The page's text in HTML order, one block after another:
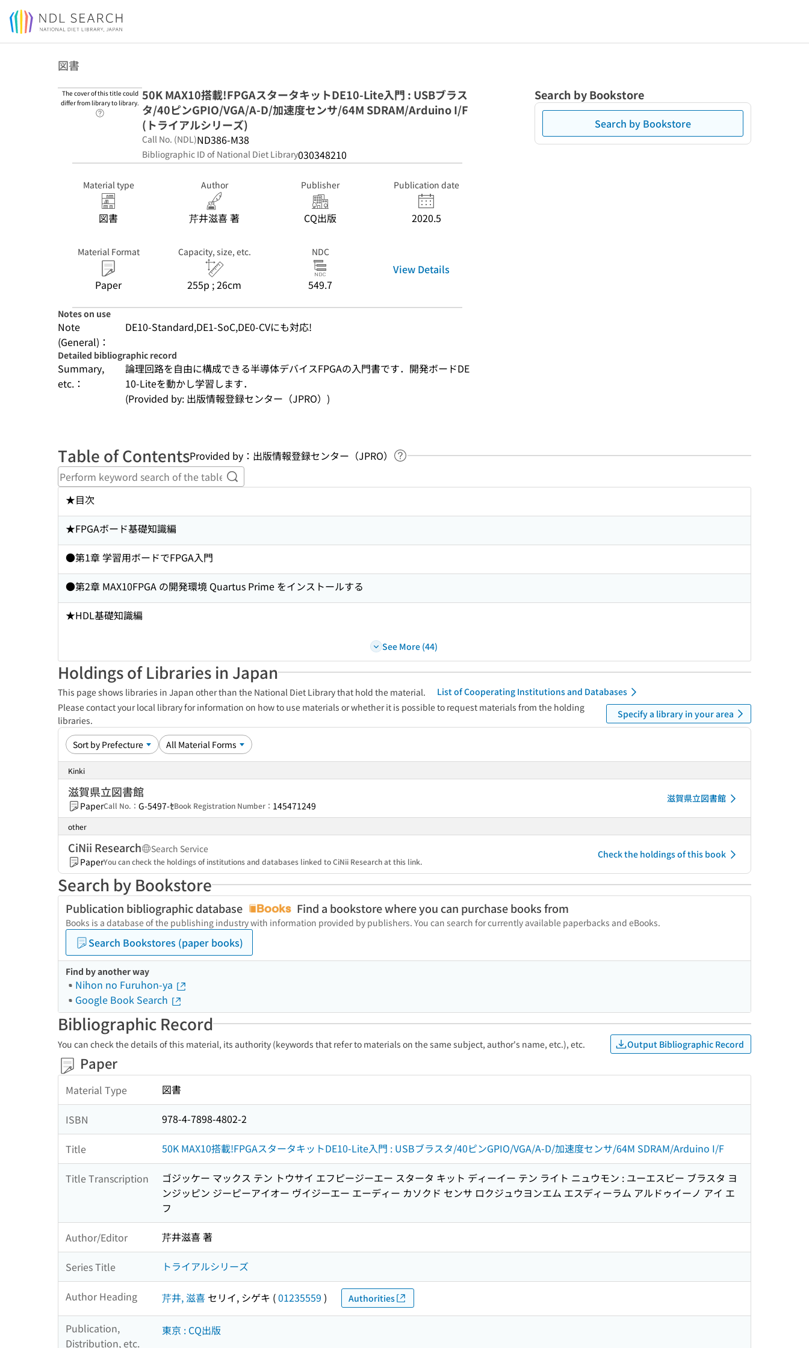
Jump to main content
図書
The cover of this title could
differ from library to library.
Link to Help Page
50K MAX10搭載!FPGAスタータキットDE10-Lite入門 : USBブラス
タ/40ピンGPIO/VGA/A-D/加速度センサ/64M SDRAM/Arduino I/F
(トライアルシリーズ)
Call No. (NDL)ND386-M38
Bibliographic ID of National Diet Library030348210
Material type
図書
Author
芹井滋喜 著
Publisher
CQ出版
Publication date
2020.5
Material Format
Paper
Capacity, size, etc.
255p ; 26cm
NDC
549.7
View Details
Notes on use
Note
(General)：
DE10-Standard,DE1-SoC,DE0-CVにも対応!
Detailed bibliographic record
Summary,
etc.：
論理回路を自由に構成できる半導体デバイスFPGAの入門書です．開発ボードDE
10-Liteを動かし学習します．
(Provided by: 出版情報登録センター（JPRO）)
Search by Bookstore
Search by Bookstore
Table of ContentsProvided by：出版情報登録センター（JPRO）
Link to Help Page
Perform keyword search of the table of contents
★目次
★FPGAボード基礎知識編
●第1章 学習用ボードでFPGA入門
●第2章 MAX10FPGA の開発環境 Quartus Prime をインストールする
★HDL基礎知識編
See More (44)
Holdings of Libraries in Japan
This page shows libraries in Japan other than the National Diet Library that hold the material.
List of Cooperating Institutions and Databases
Please contact your local library for information on how to use materials or whether it is possible to request materials from the holding
libraries.
Specify a library in your area
Kinki
滋賀県立図書館
PaperCall No.： G-5497-ｾBook Registration Number： 145471249
滋賀県立図書館
other
CiNii Research
Search Service
PaperYou can check the holdings of institutions and databases linked to CiNii Research at this link.
Check the holdings of this book
Search by Bookstore
Publication bibliographic database Find a bookstore where you can purchase books from
Books is a database of the publishing industry with information provided by publishers. You can search for currently available paperbacks and eBooks.
Search Bookstores (paper books)
Find by another way
Nihon no Furuhon-ya
Google Book Search
Bibliographic Record
You can check the details of this material, its authority (keywords that refer to materials on the same subject, author's name, etc.), etc. Output Bibliographic Record
Paper
Material Type 図書
ISBN 978-4-7898-4802-2
Title 50K MAX10搭載!FPGAスタータキットDE10-Lite入門 : USBブラスタ/40ピンGPIO/VGA/A-D/加速度センサ/64M SDRAM/Arduino I/F
Title Transcription
ゴジッケー マックス テン トウサイ エフピージーエー スタータ キット ディーイー テン ライト ニュウモン : ユーエスビー ブラスタ ヨ
ンジッピン ジーピーアイオー ヴイジーエー エーディー カソクド センサ ロクジュウヨンエム エスディーラム アルドゥイーノ アイ エ
フ
Author/Editor 芹井滋喜 著
Series Title トライアルシリーズ
Author Heading 芹井, 滋喜 セリイ, シゲキ (01235559 ) Authorities
Publication,
Distribution, etc.
東京 : CQ出版